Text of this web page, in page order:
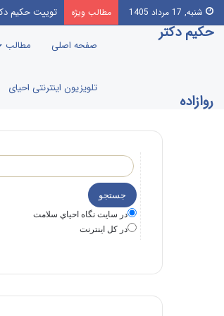
شنبه, 17 مرداد 1405 مطالب ویژه توییت حکیم
حکیم دکتر
روازاده
صفحه اصلی مطالب
تلویزیون اینترنتی احیای
در سايت نگاه احياي سلامت
در كل اينترنت